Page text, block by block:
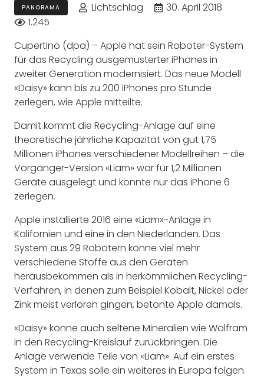
PANORAMA Lichtschlag
30. April 2018
1.245
Cupertino (dpa) – Apple hat sein Roboter-System
für das Recycling ausgemusterter iPhones in
zweiter Generation modernisiert. Das neue Modell
«Daisy» kann bis zu 200 iPhones pro Stunde
zerlegen, wie Apple mitteilte.
Damit kommt die Recycling-Anlage auf eine
theoretische jährliche Kapazität von gut 1,75
Millionen iPhones verschiedener Modellreihen – die
Vorgänger-Version «Liam» war für 1,2 Millionen
Geräte ausgelegt und konnte nur das iPhone 6
zerlegen.
Apple installierte 2016 eine «Liam»-Anlage in
Kalifornien und eine in den Niederlanden. Das
System aus 29 Robotern könne viel mehr
verschiedene Stoffe aus den Geräten
herausbekommen als in herkömmlichen Recycling-
Verfahren, in denen zum Beispiel Kobalt, Nickel oder
Zink meist verloren gingen, betonte Apple damals.
«Daisy» könne auch seltene Mineralien wie Wolfram
in den Recycling-Kreislauf zurückbringen. Die
Anlage verwende Teile von «Liam». Auf ein erstes
System in Texas solle ein weiteres in Europa folgen.